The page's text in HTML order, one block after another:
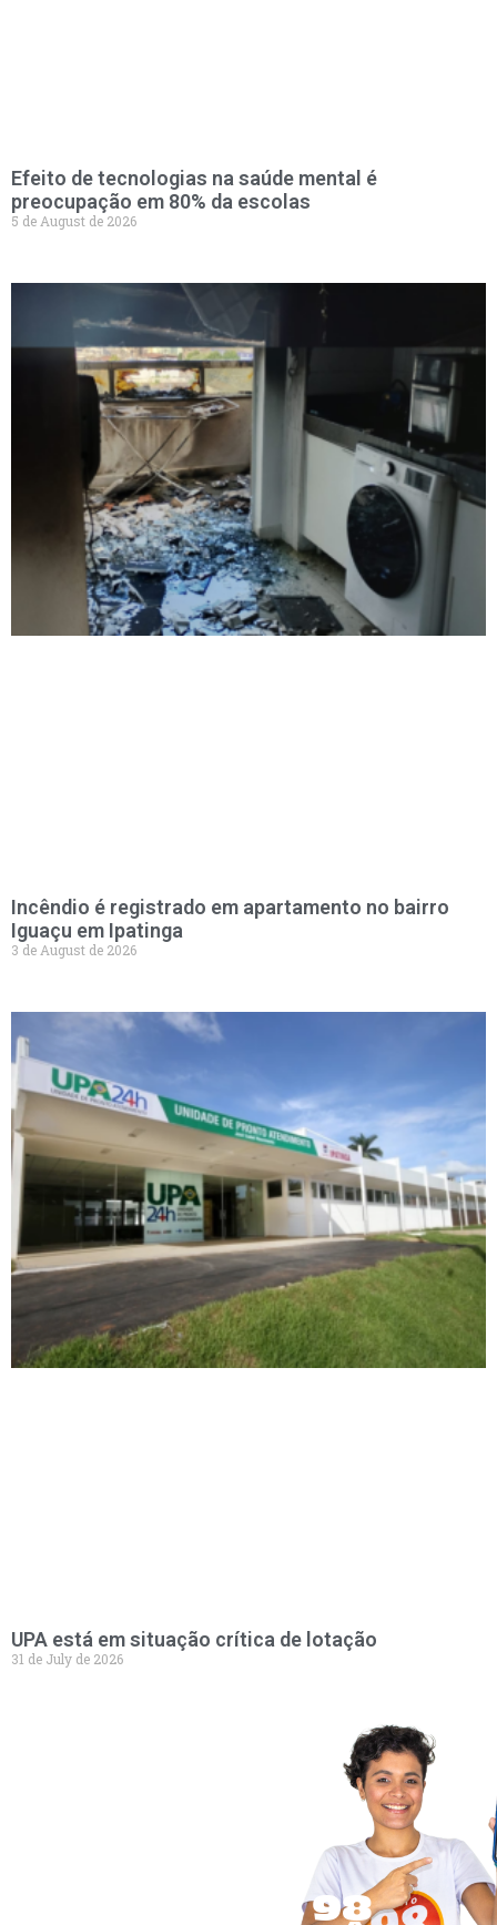
Efeito de tecnologias na saúde mental é
preocupação em 80% da escolas
5 de August de 2026
Incêndio é registrado em apartamento no bairro
Iguaçu em Ipatinga
3 de August de 2026
UPA está em situação crítica de lotação
31 de July de 2026
LEVE A 98